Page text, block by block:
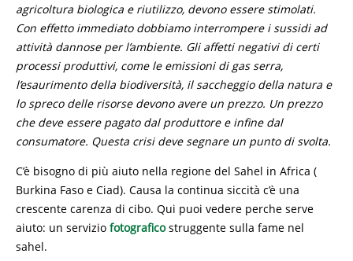
agricoltura biologica e riutilizzo, devono essere stimolati.
Con effetto immediato dobbiamo interrompere i sussidi ad
attività dannose per l’ambiente. Gli affetti negativi di certi
processi produttivi, come le emissioni di gas serra,
l’esaurimento della biodiversità, il saccheggio della natura e
lo spreco delle risorse devono avere un prezzo. Un prezzo
che deve essere pagato dal produttore e infine dal
consumatore. Questa crisi deve segnare un punto di svolta.
C’è bisogno di più aiuto nella regione del Sahel in Africa (
Burkina Faso e Ciad). Causa la continua siccità c’è una
crescente carenza di cibo. Qui puoi vedere perche serve
aiuto: un servizio fotograficostruggente sulla fame nel
sahel.